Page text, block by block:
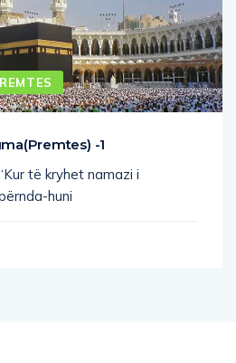
-1
të kryhet namazi i
huni